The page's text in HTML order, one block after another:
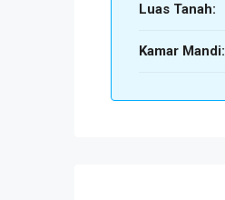
Luas Tanah:
Kamar Mandi: